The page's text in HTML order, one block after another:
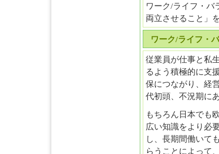
ワーク/ライフ・バ
両立させること」
ワーク/ライフ・
従業員が仕事と私
るよう積極的に支
保につながり、経
代初頭、不況期に
もちろん日本でも
広い知識をより必
し、長期間働いて
らうことによって